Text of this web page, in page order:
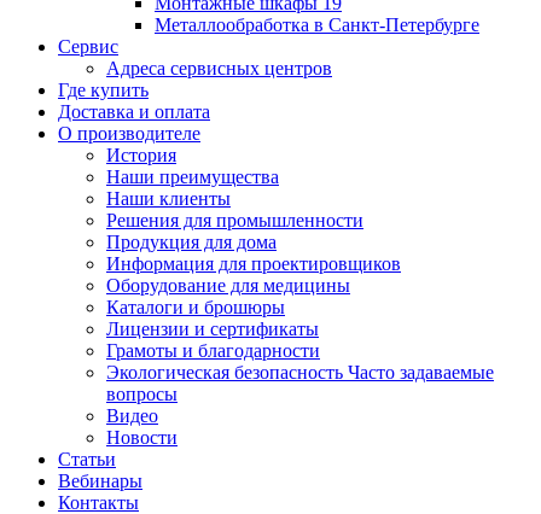
Металлообработка в Санкт-Петербурге
Сервис
Адреса сервисных центров
Где купить
Доставка и оплата
О производителе
История
Наши преимущества
Наши клиенты
Решения для промышленности
Продукция для дома
Информация для проектировщиков
Оборудование для медицины
Каталоги и брошюры
Лицензии и сертификаты
Грамоты и благодарности
Экологическая безопасность Часто задаваемые
вопросы
Видео
Новости
Статьи
Вебинары
Контакты